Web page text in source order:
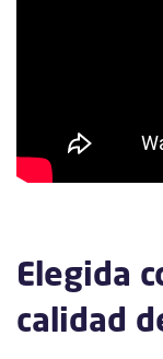
Elegida
calidad